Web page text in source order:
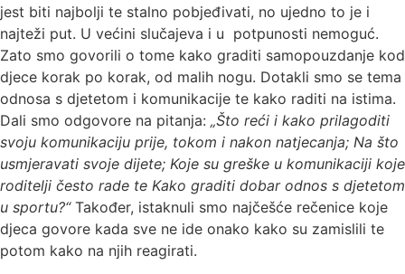
jest biti najbolji te stalno pobjeđivati, no ujedno to je i
najteži put. U većini slučajeva i u potpunosti nemoguć.
Zato smo govorili o tome kako graditi samopouzdanje kod
djece korak po korak, od malih nogu. Dotakli smo se tema
odnosa s djetetom i komunikacije te kako raditi na istima.
Dali smo odgovore na pitanja: „Što reći i kako prilagoditi
svoju komunikaciju prije, tokom i nakon natjecanja; Na što
usmjeravati svoje dijete; Koje su greške u komunikaciji koje
roditelji često rade te Kako graditi dobar odnos s djetetom
u sportu?“Također, istaknuli smo najčešće rečenice koje
djeca govore kada sve ne ide onako kako su zamislili te
potom kako na njih reagirati.